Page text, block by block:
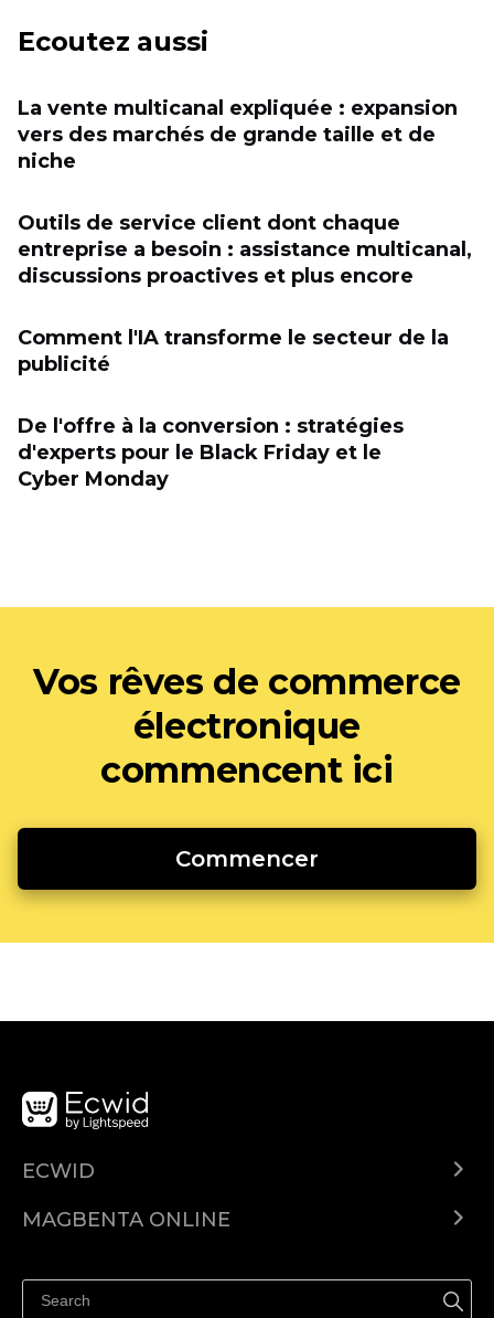
Ecoutez aussi
La vente multicanal expliquée : expansion
vers des marchés de grande taille et de
niche
Outils de service client dont chaque
entreprise a besoin : assistance multicanal,
discussions proactives et plus encore
Comment l'IA transforme le secteur de la
publicité
De l'offre à la conversion : stratégies
d'experts pour le Black Friday et le
Cyber Monday
Vos rêves de commerce
électronique
commencent ici
Commencer
ECWID
Help center
MAGBENTA ONLINE
Ibenta sa Facebook